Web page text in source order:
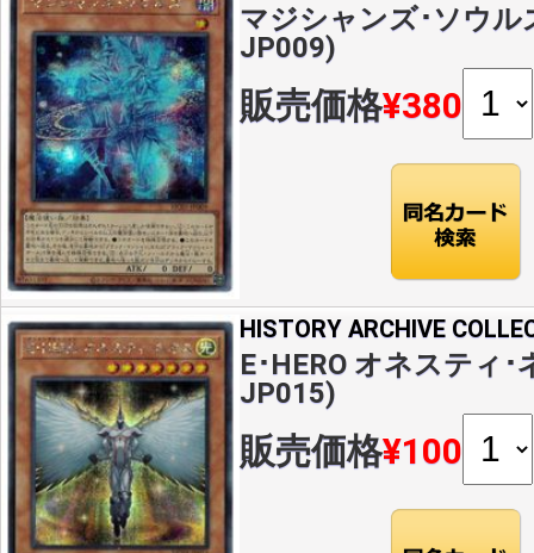
マジシャンズ･ソウル
JP009)
販売価格¥380
HISTORY ARCHIVE
E･HERO オネスティ
JP015)
販売価格¥100